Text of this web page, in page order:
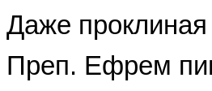
Даже
Преп. Ефрем